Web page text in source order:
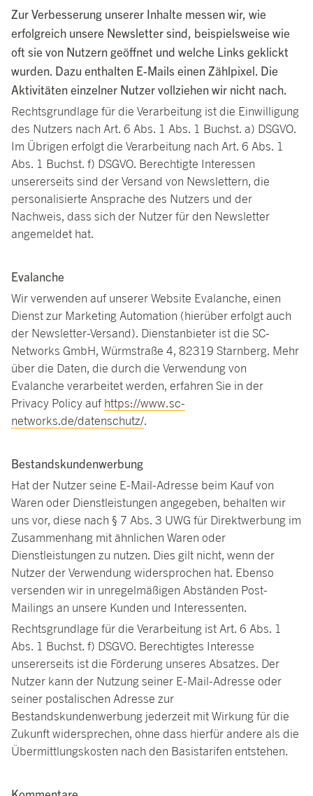
Zur Verbesserung unserer Inhalte messen wir, wie
erfolgreich unsere Newsletter sind, beispielsweise wie
oft sie von Nutzern geöffnet und welche Links geklickt
wurden. Dazu enthalten E-Mails einen Zählpixel. Die
Aktivitäten einzelner Nutzer vollziehen wir nicht nach.
Rechtsgrundlage für die Verarbeitung ist die Einwilligung
des Nutzers nach Art. 6 Abs. 1 Abs. 1 Buchst. a) DSGVO.
Im Übrigen erfolgt die Verarbeitung nach Art. 6 Abs. 1
Abs. 1 Buchst. f) DSGVO. Berechtigte Interessen
unsererseits sind der Versand von Newslettern, die
personalisierte Ansprache des Nutzers und der
Nachweis, dass sich der Nutzer für den Newsletter
angemeldet hat.
Evalanche
Wir verwenden auf unserer Website Evalanche, einen
Dienst zur Marketing Automation (hierüber erfolgt auch
der Newsletter-Versand). Dienstanbieter ist die SC-
Networks GmbH, Würmstraße 4, 82319 Starnberg. Mehr
über die Daten, die durch die Verwendung von
Evalanche verarbeitet werden, erfahren Sie in der
Privacy Policy auf https://www.sc-
networks.de/datenschutz/.
Bestandskundenwerbung
Hat der Nutzer seine E-Mail-Adresse beim Kauf von
Waren oder Dienstleistungen angegeben, behalten wir
uns vor, diese nach § 7 Abs. 3 UWG für Direktwerbung im
Zusammenhang mit ähnlichen Waren oder
Dienstleistungen zu nutzen. Dies gilt nicht, wenn der
Nutzer der Verwendung widersprochen hat. Ebenso
versenden wir in unregelmäßigen Abständen Post-
Mailings an unsere Kunden und Interessenten.
Rechtsgrundlage für die Verarbeitung ist Art. 6 Abs. 1
Abs. 1 Buchst. f) DSGVO. Berechtigtes Interesse
unsererseits ist die Förderung unseres Absatzes. Der
Nutzer kann der Nutzung seiner E-Mail-Adresse oder
seiner postalischen Adresse zur
Bestandskundenwerbung jederzeit mit Wirkung für die
Zukunft widersprechen, ohne dass hierfür andere als die
Übermittlungskosten nach den Basistarifen entstehen.